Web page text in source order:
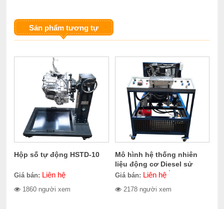
Sản phẩm tương tự
Hộp số tự động HSTD-10
Giá bán: Liên hệ
1860 người xem
Mô hình hệ thống nhiên
liệu động cơ Diesel sử
dụng bơm cao áp VE
Giá bán: Liên hệ
2178 người xem